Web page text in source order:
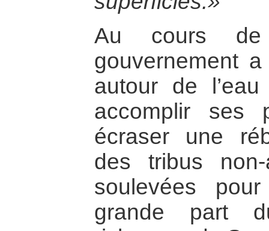
Au cours
gouvernement
autour de
accomplir ses
écraser une
des tribus
soulevées
grande part